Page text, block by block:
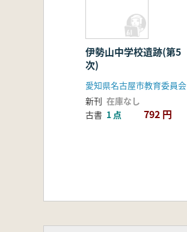
伊勢山中学校遺跡(第5
次)
愛知県名古屋市教育委員会
新刊 在庫なし
古書 1 点 792 円